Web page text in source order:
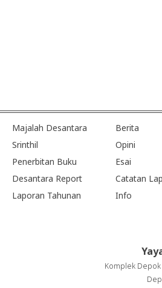
Majalah Desantara
Srinthil
Penerbitan Buku
Desantara Report
Laporan Tahunan
Berita
Opini
Esai
Catatan
Info
Komplek Depok